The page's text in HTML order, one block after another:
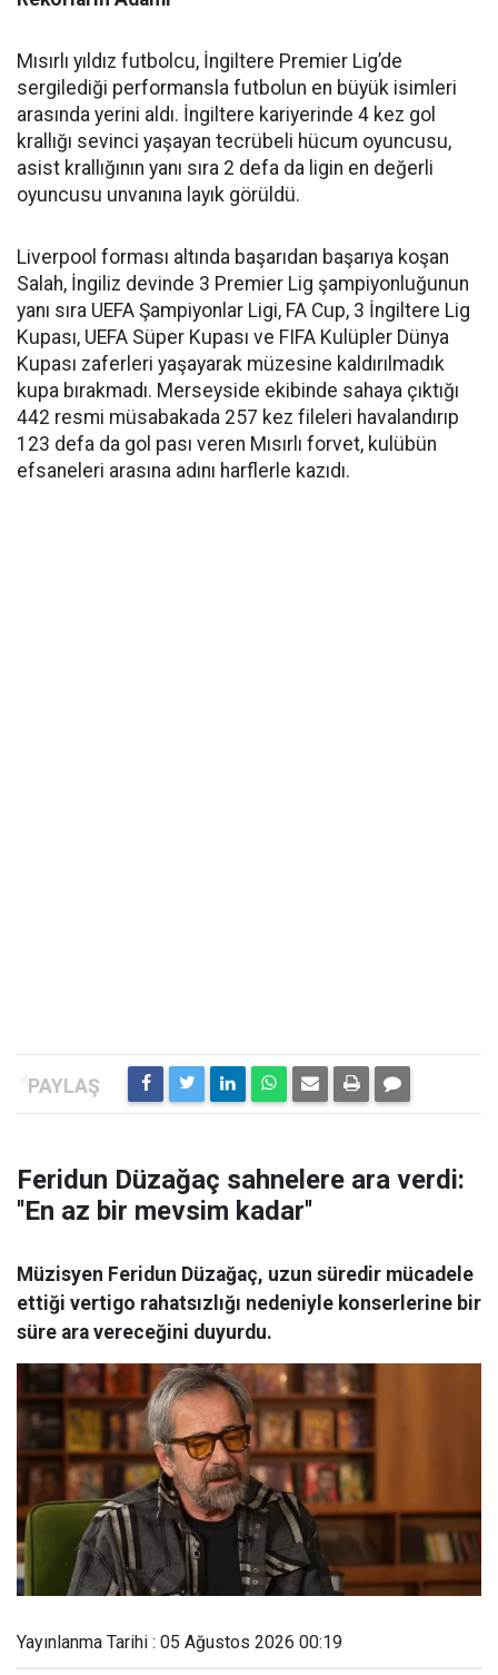
Mısırlı yıldız futbolcu, İngiltere Premier Lig’de
sergilediği performansla futbolun en büyük isimleri
arasında yerini aldı. İngiltere kariyerinde 4 kez gol
krallığı sevinci yaşayan tecrübeli hücum oyuncusu,
asist krallığının yanı sıra 2 defa da ligin en değerli
oyuncusu unvanına layık görüldü.
Liverpool forması altında başarıdan başarıya koşan
Salah, İngiliz devinde 3 Premier Lig şampiyonluğunun
yanı sıra UEFA Şampiyonlar Ligi, FA Cup, 3 İngiltere Lig
Kupası, UEFA Süper Kupası ve FIFA Kulüpler Dünya
Kupası zaferleri yaşayarak müzesine kaldırılmadık
kupa bırakmadı. Merseyside ekibinde sahaya çıktığı
442 resmi müsabakada 257 kez fileleri havalandırıp
123 defa da gol pası veren Mısırlı forvet, kulübün
efsaneleri arasına adını harflerle kazıdı.
Feridun Düzağaç sahnelere ara verdi:
''En az bir mevsim kadar''
Müzisyen Feridun Düzağaç, uzun süredir mücadele
ettiği vertigo rahatsızlığı nedeniyle konserlerine bir
süre ara vereceğini duyurdu.
Yayınlanma Tarihi : 05 Ağustos 2026 00:19